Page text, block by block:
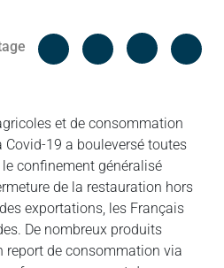
Facebook
et de consommation
19 a bouleversé toutes
confinement généralisé
de la restauration hors
exportations, les Français
De nombreux produits
report de consommation via